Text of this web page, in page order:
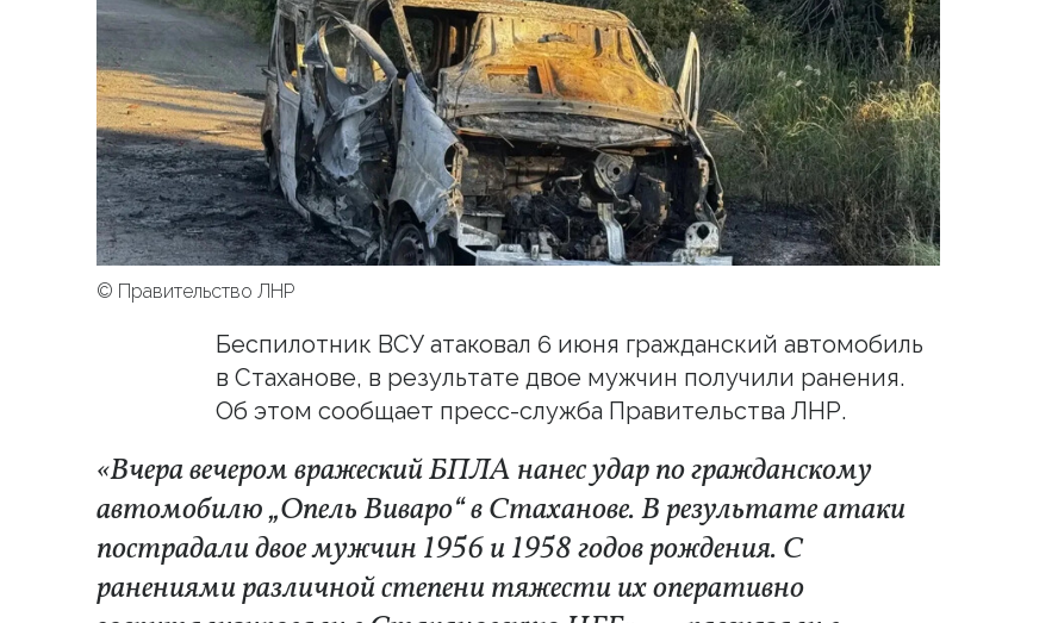
© Правительство ЛНР
Беспилотник ВСУ атаковал 6 июня гражданский автомобиль
в Стаханове, в результате двое мужчин получили ранения.
Об этом сообщает пресс-служба Правительства ЛНР.
«Вчера вечером вражеский БПЛА нанес удар по гражданскому
автомобилю „Опель Виваро“ в Стаханове. В результате атаки
пострадали двое мужчин 1956 и 1958 годов рождения. С
ранениями различной степени тяжести их оперативно